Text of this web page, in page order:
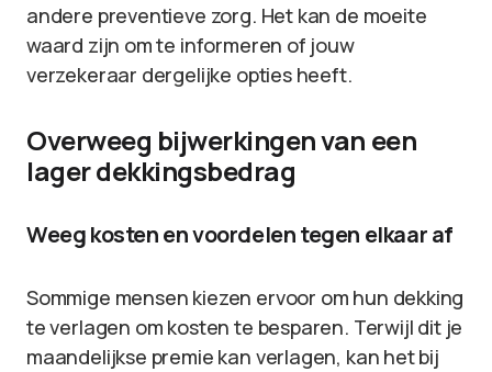
andere preventieve zorg. Het kan de moeite
waard zijn om te informeren of jouw
verzekeraar dergelijke opties heeft.
Overweeg bijwerkingen van een
lager dekkingsbedrag
Weeg kosten en voordelen tegen elkaar af
Sommige mensen kiezen ervoor om hun dekking
te verlagen om kosten te besparen. Terwijl dit je
maandelijkse premie kan verlagen, kan het bij